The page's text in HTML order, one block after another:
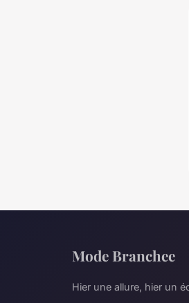
Mode Branchee
Hier une allure, hier un